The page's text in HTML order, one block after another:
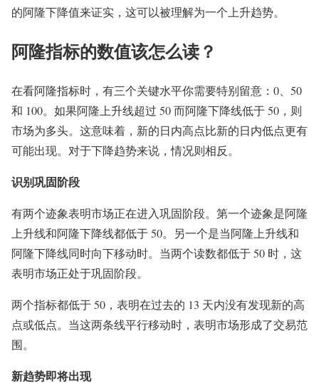
的阿隆下降值来证实，这可以被理解为一个上升趋势。
阿隆指标的数值该怎么读？
在看阿隆指标时，有三个关键水平你需要特别留意：0、50
和 100。如果阿隆上升线超过 50 而阿隆下降线低于 50，则
市场为多头。这意味着，新的日内高点比新的日内低点更有
可能出现。对于下降趋势来说，情况则相反。
识别巩固阶段
有两个迹象表明市场正在进入巩固阶段。第一个迹象是阿隆
上升线和阿隆下降线都低于 50。另一个是当阿隆上升线和
阿隆下降线同时向下移动时。当两个读数都低于 50 时，这
表明市场正处于巩固阶段。
两个指标都低于 50，表明在过去的 13 天内没有发现新的高
点或低点。当这两条线平行移动时，表明市场形成了交易范
围。
新趋势即将出现